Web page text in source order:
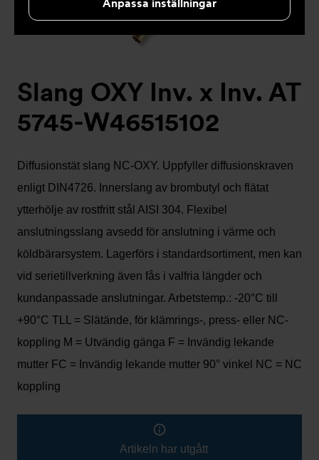
Anpassa inställningar
Slang OXY Inv. x Inv. AT
5745-W46515102
Diffusionstät slang NC-OXY. Uppfyller diffusionskraven
enligt DIN4726. Innerslang av brombutyl och flätat
ytterhölje av rostfritt stål AISI 304. Flexibel
anslutningsslang avsedd för anslutning i värme och
köldbärarsystem. Lagerförs i standardsortiment, men kan
vid serietillverkning även fås i valfria längder och
kundanpassade anslutningar. Arbetstemp.: -20°C till
+90°C TLL = Slätände, för klämrings-, press- eller NC-
koppling M = Utvändig gänga F = Invändig lekande
mutter FC = Invändig lekande mutter 90° vinkel NC = NC
koppling
Artikeln har utgått